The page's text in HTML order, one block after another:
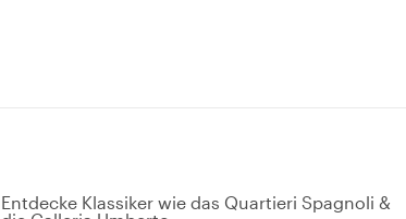
Entdecke Klassiker wie das Quartieri Spagnoli &